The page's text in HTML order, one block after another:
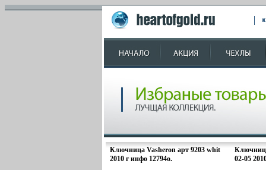
Ключница Vasheron арт 9203 whit
2010 г инфо 12794o.
02-05